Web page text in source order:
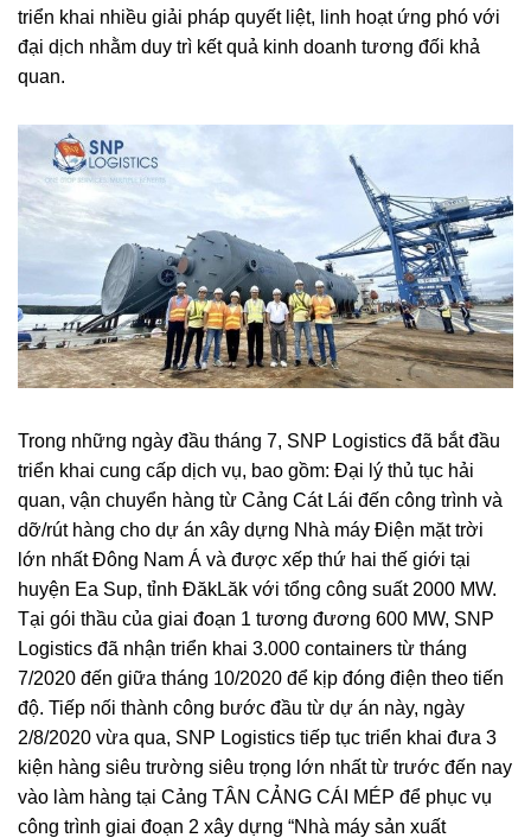
triển khai nhiều giải pháp quyết liệt, linh hoạt ứng phó với
đại dịch nhằm duy trì kết quả kinh doanh tương đối khả
quan.
Trong những ngày đầu tháng 7, SNP Logistics đã bắt đầu
triển khai cung cấp dịch vụ, bao gồm: Đại lý thủ tục hải
quan, vận chuyển hàng từ Cảng Cát Lái đến công trình và
dỡ/rút hàng cho dự án xây dựng Nhà máy Điện mặt trời
lớn nhất Đông Nam Á và được xếp thứ hai thế giới tại
huyện Ea Sup, tỉnh ĐăkLăk với tổng công suất 2000 MW.
Tại gói thầu của giai đoạn 1 tương đương 600 MW, SNP
Logistics đã nhận triển khai 3.000 containers từ tháng
7/2020 đến giữa tháng 10/2020 để kịp đóng điện theo tiến
độ. Tiếp nối thành công bước đầu từ dự án này, ngày
2/8/2020 vừa qua, SNP Logistics tiếp tục triển khai đưa 3
kiện hàng siêu trường siêu trọng lớn nhất từ trước đến nay
vào làm hàng tại Cảng TÂN CẢNG CÁI MÉP để phục vụ
công trình giai đoạn 2 xây dựng “Nhà máy sản xuất